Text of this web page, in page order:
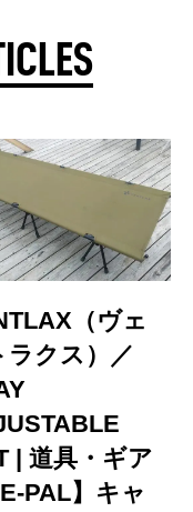
（ヴェ
ラクス）／
| 道具・ギア
PAL】キャ